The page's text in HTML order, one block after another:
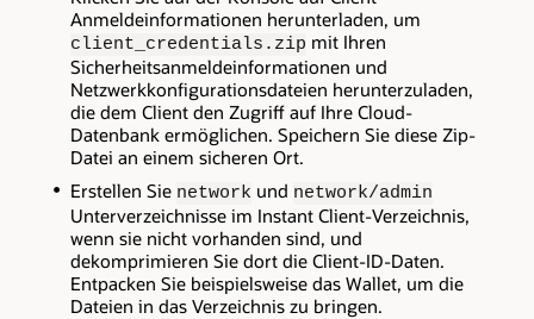
Anmeldeinformationen herunterladen, um
client_credentials.zip mit Ihren
Sicherheitsanmeldeinformationen und
Netzwerkkonfigurationsdateien herunterzuladen,
die dem Client den Zugriff auf Ihre Cloud-
Datenbank ermöglichen. Speichern Sie diese Zip-
Datei an einem sicheren Ort.
Erstellen Sie network und network/admin
Unterverzeichnisse im Instant Client-Verzeichnis,
wenn sie nicht vorhanden sind, und
dekomprimieren Sie dort die Client-ID-Daten.
Entpacken Sie beispielsweise das Wallet, um die
Dateien in das Verzeichnis zu bringen.